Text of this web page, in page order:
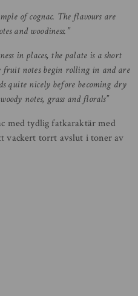
of cognac. The flavours are
and woodiness.”
in places, the palate is a short
notes begin rolling in and are
quite nicely before becoming dry
notes, grass and florals”
med tydlig fatkaraktär med
vackert torrt avslut i toner av